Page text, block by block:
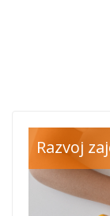
Razvoj